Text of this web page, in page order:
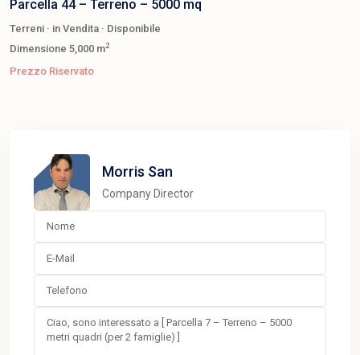
Parcella 44 – Terreno – 5000 mq
Terreni · in Vendita · Disponibile
Dimensione 5,000 m2
Prezzo Riservato
Morris San
Company Director